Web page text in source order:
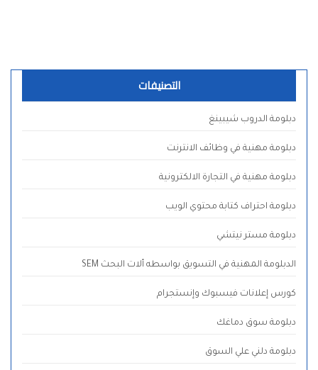
التصنيفات
دبلومة الدروب شيبينغ
دبلومة مهنية في وظائف الانترنت
دبلومة مهنية في التجارة الالكترونية
دبلومة احتراف كتابة محتوي الويب
دبلومة مستر نيتشي
الدبلومة المهنية في التسويق بواسطه ألات البحث SEM
كورس إعلانات فيسبوك وإنستجرام
دبلومة سوق دماغك
دبلومة دلني علي السوق